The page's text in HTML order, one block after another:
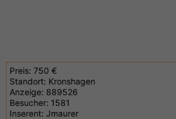
Preis: 750 €
Standort: Kronshagen
Anzeige: 889526
Besucher: 1581
Inserent: Jmaurer